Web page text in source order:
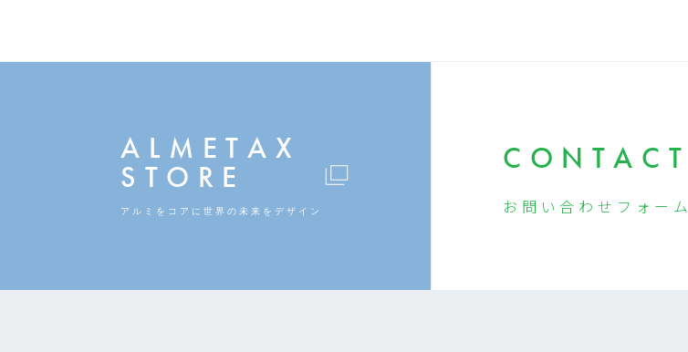
ALMETAX
STORE
アルミをコアに 世界の未来をデザイン
CONTACT
お問い合わせ フォーム